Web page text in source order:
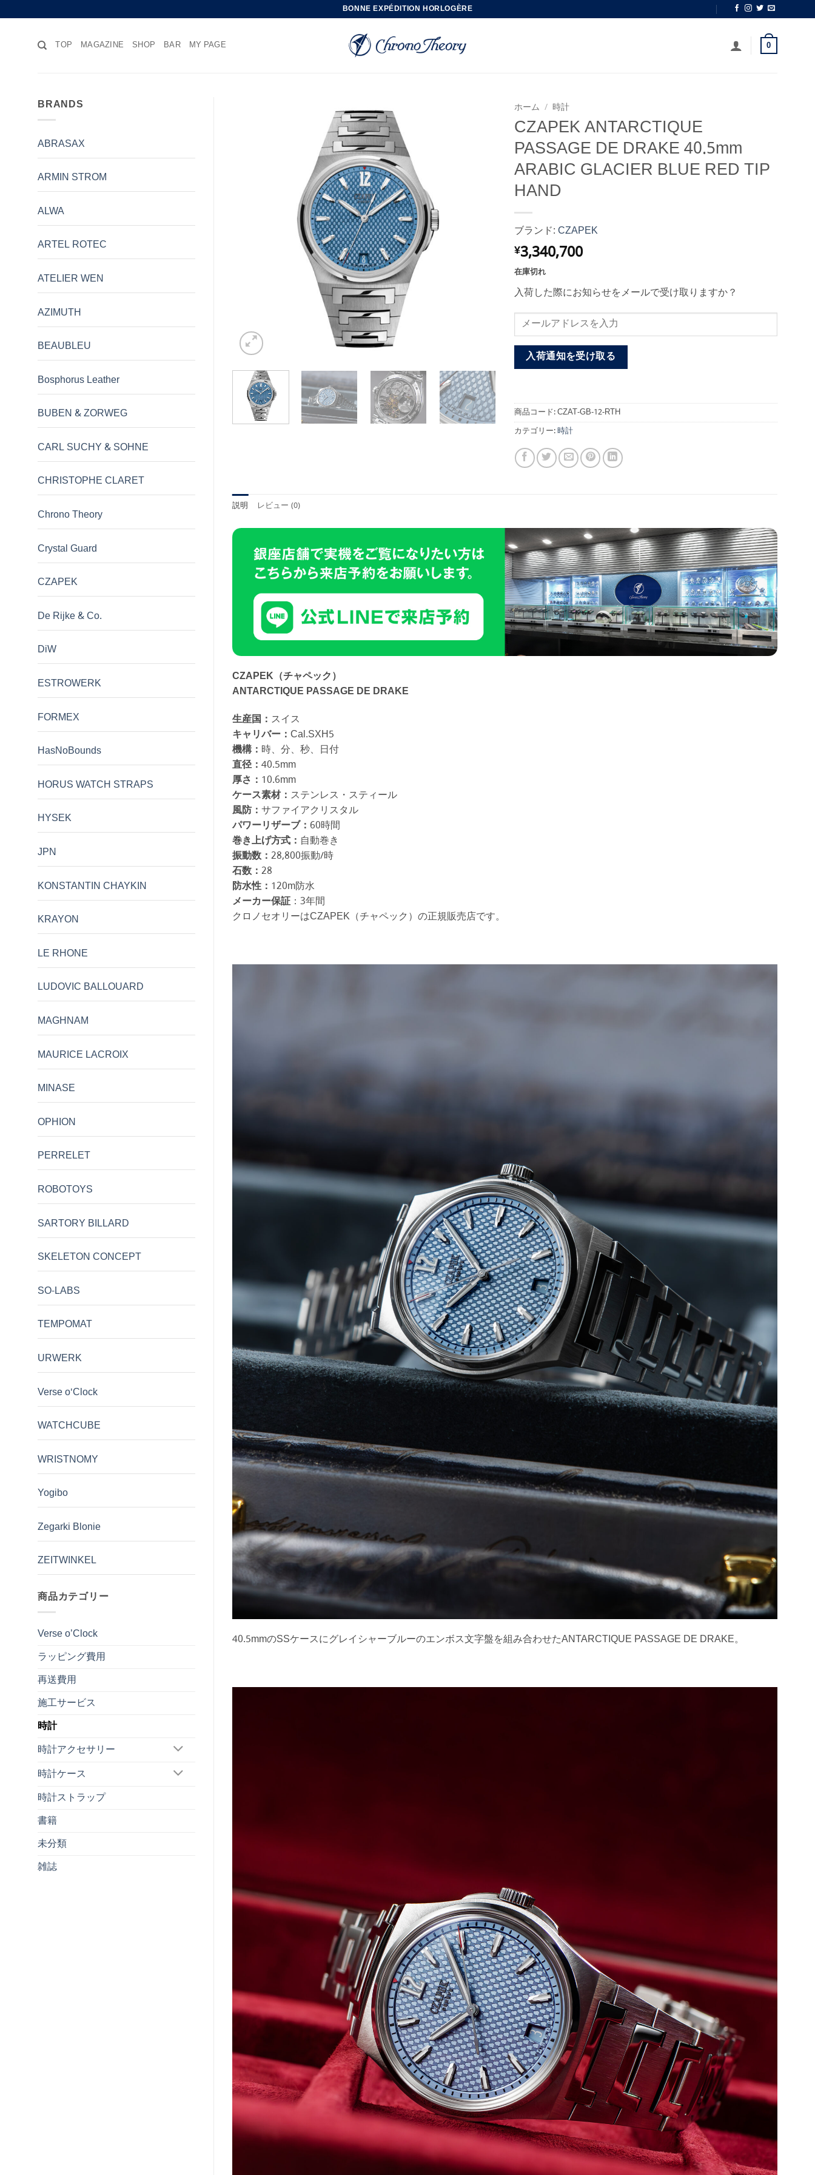
to
BONNE EXPÉDITION HORLOGÈRE
TOP MAGAZINE SHOP BAR MY PAGE 0
BRANDS
ABRASAX
ARMIN STROM
ALWA
ARTEL ROTEC
ATELIER WEN
AZIMUTH
BEAUBLEU
Bosphorus Leather
BUBEN & ZORWEG
CARL SUCHY & SOHNE
CHRISTOPHE CLARET
Chrono Theory
Crystal Guard
CZAPEK
De Rijke & Co.
DiW
ESTROWERK
FORMEX
HasNoBounds
HORUS WATCH STRAPS
HYSEK
JPN
KONSTANTIN CHAYKIN
KRAYON
LE RHONE
LUDOVIC BALLOUARD
MAGHNAM
MAURICE LACROIX
MINASE
OPHION
PERRELET
ROBOTOYS
SARTORY BILLARD
SKELETON CONCEPT
SO-LABS
TEMPOMAT
URWERK
Verse o'Clock
WATCHCUBE
WRISTNOMY
Yogibo
Zegarki Blonie
ZEITWINKEL
商品カテゴリー
Verse o’Clock
ラッピング費用
再送費用
施工サービス
時計
時計アクセサリー
時計ケース
時計ストラップ
書籍
未分類
雑誌
ホーム / 時計
CZAPEK ANTARCTIQUE
PASSAGE DE DRAKE 40.5mm
ARABIC GLACIER BLUE RED TIP
HAND
ブランド:CZAPEK
¥3,340,700
在庫切れ
入荷した際にお知らせをメールで受け取りますか？
入荷通知を受け取る
商品コード:CZAT-GB-12-RTH
カテゴリー:時計
説明 レビュー (0)
CZAPEK（チャペック）
ANTARCTIQUE PASSAGE DE DRAKE
生産国： スイス
キャリバー： Cal.SXH5
機構： 時、分、秒、日付
直径： 40.5mm
厚さ： 10.6mm
ケース素材： ステンレス・スティール
風防： サファイアクリスタル
パワーリザーブ： 60時間
巻き上げ方式： 自動巻き
振動数： 28,800振動/時
石数： 28
防水性： 120m防水
メーカー保証 ：3年間
クロノセオリーはCZAPEK（チャペック）の正規販売店です。
40.5mmのSSケースにグレイシャーブルーのエンボス文字盤を組み合わせたANTARCTIQUE PASSAGE DE DRAKE。